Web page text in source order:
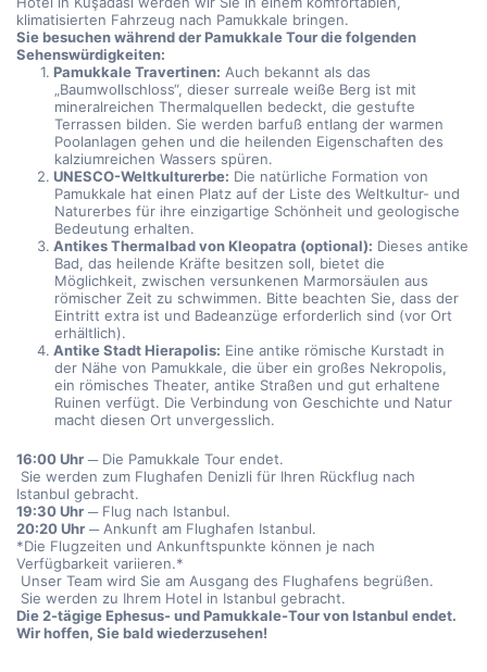
klimatisierten Fahrzeug nach Pamukkale bringen.
Sie besuchen während der Pamukkale Tour die folgenden
Sehenswürdigkeiten:
Pamukkale Travertinen: Auch bekannt als das
„Baumwollschloss“, dieser surreale weiße Berg ist mit
mineralreichen Thermalquellen bedeckt, die gestufte
Terrassen bilden. Sie werden barfuß entlang der warmen
Poolanlagen gehen und die heilenden Eigenschaften des
kalziumreichen Wassers spüren.
UNESCO-Weltkulturerbe: Die natürliche Formation von
Pamukkale hat einen Platz auf der Liste des Weltkultur- und
Naturerbes für ihre einzigartige Schönheit und geologische
Bedeutung erhalten.
Antikes Thermalbad von Kleopatra (optional): Dieses antike
Bad, das heilende Kräfte besitzen soll, bietet die
Möglichkeit, zwischen versunkenen Marmorsäulen aus
römischer Zeit zu schwimmen. Bitte beachten Sie, dass der
Eintritt extra ist und Badeanzüge erforderlich sind (vor Ort
erhältlich).
Antike Stadt Hierapolis: Eine antike römische Kurstadt in
der Nähe von Pamukkale, die über ein großes Nekropolis,
ein römisches Theater, antike Straßen und gut erhaltene
Ruinen verfügt. Die Verbindung von Geschichte und Natur
macht diesen Ort unvergesslich.
16:00 Uhr ─ Die Pamukkale Tour endet.
Sie werden zum Flughafen Denizli für Ihren Rückflug nach
Istanbul gebracht.
19:30 Uhr ─ Flug nach Istanbul.
20:20 Uhr ─ Ankunft am Flughafen Istanbul.
*Die Flugzeiten und Ankunftspunkte können je nach
Verfügbarkeit variieren.*
Unser Team wird Sie am Ausgang des Flughafens begrüßen.
Sie werden zu Ihrem Hotel in Istanbul gebracht.
Die 2-tägige Ephesus- und Pamukkale-Tour von Istanbul endet.
Wir hoffen, Sie bald wiederzusehen!